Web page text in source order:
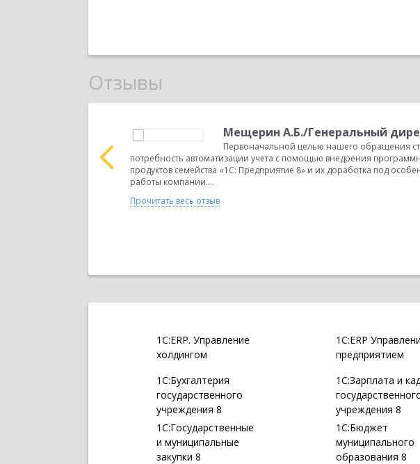
Отзывы
Мещерин А.Б./Генеральный
Первоначальной целью нашего обращения
потребность автоматизации учета с помощью внедрения
продуктов семейства «1С: Предприятие 8» и их доработка под
работы компании....
Прочитать весь отзыв
1С:ERP. Управление
холдингом
1С:ERP
предприятием
1С:Бухгалтерия
государственного
учреждения 8
1С:Зарплата и
учреждения 8
1С:Государственные
и муниципальные
закупки 8
1С:Бюджет
муниципального
образования 8